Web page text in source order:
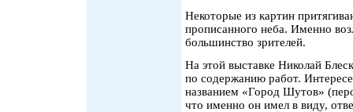
Некоторые из картин
прописанного неба. Именно
большинство зрителей.
На этой выставке Николай
по содержанию работ.
названием «Город Шутов»
что именно он имел в виду,